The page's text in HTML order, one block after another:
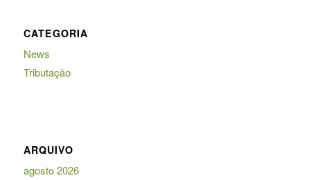
CATEGORIA
News
Tributação
ARQUIVO
agosto 2026